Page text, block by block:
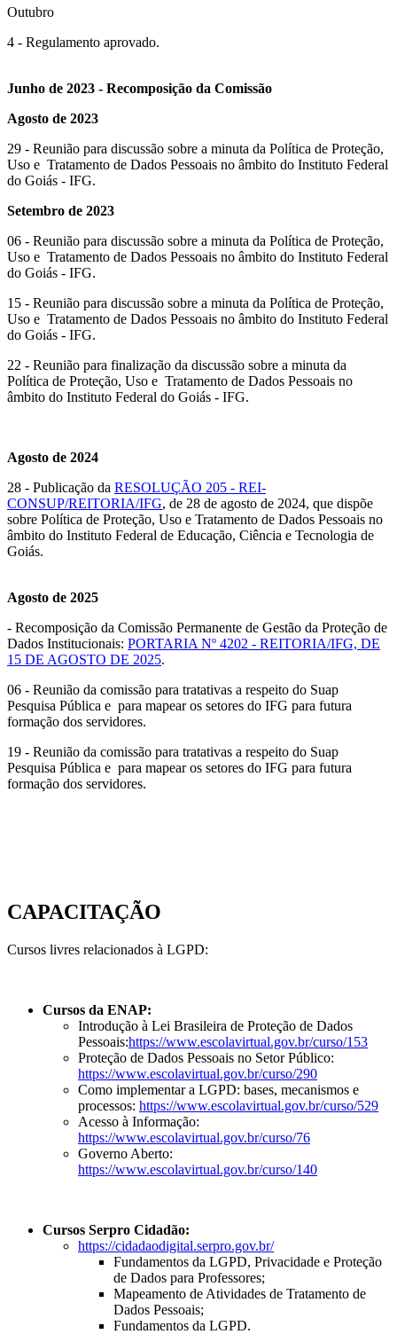
Outubro
4 - Regulamento aprovado.
Junho de 2023 - Recomposição da Comissão
Agosto de 2023
29 - Reunião para discussão sobre a minuta da Política de Proteção,
Uso e Tratamento de Dados Pessoais no âmbito do Instituto Federal
do Goiás - IFG.
Setembro de 2023
06 - Reunião para discussão sobre a minuta da Política de Proteção,
Uso e Tratamento de Dados Pessoais no âmbito do Instituto Federal
do Goiás - IFG.
15 - Reunião para discussão sobre a minuta da Política de Proteção,
Uso e Tratamento de Dados Pessoais no âmbito do Instituto Federal
do Goiás - IFG.
22 - Reunião para finalização da discussão sobre a minuta da
Política de Proteção, Uso e Tratamento de Dados Pessoais no
âmbito do Instituto Federal do Goiás - IFG.
Agosto de 2024
28 - Publicação da RESOLUÇÃO 205 - REI-
CONSUP/REITORIA/IFG, de 28 de agosto de 2024, que dispõe
sobre Política de Proteção, Uso e Tratamento de Dados Pessoais no
âmbito do Instituto Federal de Educação, Ciência e Tecnologia de
Goiás.
Agosto de 2025
- Recomposição da Comissão Permanente de Gestão da Proteção de
Dados Institucionais: PORTARIA Nº 4202 - REITORIA/IFG, DE
15 DE AGOSTO DE 2025.
06 - Reunião da comissão para tratativas a respeito do Suap
Pesquisa Pública e para mapear os setores do IFG para futura
formação dos servidores.
19 - Reunião da comissão para tratativas a respeito do Suap
Pesquisa Pública e para mapear os setores do IFG para futura
formação dos servidores.
CAPACITAÇÃO
Cursos livres relacionados à LGPD:
Cursos da ENAP:
Introdução à Lei Brasileira de Proteção de Dados
Pessoais:https://www.escolavirtual.gov.br/curso/153
Proteção de Dados Pessoais no Setor Público:
https://www.escolavirtual.gov.br/curso/290
Como implementar a LGPD: bases, mecanismos e
processos: https://www.escolavirtual.gov.br/curso/529
Acesso à Informação:
https://www.escolavirtual.gov.br/curso/76
Governo Aberto:
https://www.escolavirtual.gov.br/curso/140
Cursos Serpro Cidadão:
https://cidadaodigital.serpro.gov.br/
Fundamentos da LGPD, Privacidade e Proteção
de Dados para Professores;
Mapeamento de Atividades de Tratamento de
Dados Pessoais;
Fundamentos da LGPD.